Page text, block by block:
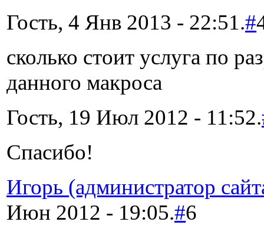
Гость, 4 Янв 2013 - 22:51.#
сколько стоит услуга по
данного макроса
Гость, 19 Июл 2012 - 11:52.
Спасибо!
Игорь (администратор
Июн 2012 - 19:05.#6